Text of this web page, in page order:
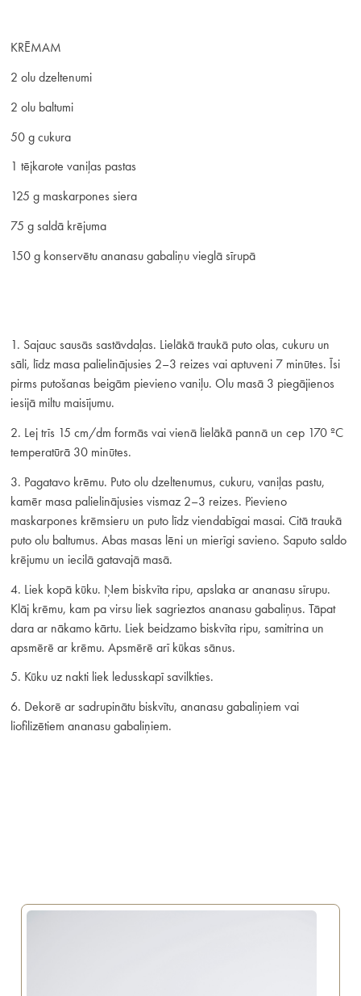
KRĒMAM
2 olu dzeltenumi
2 olu baltumi
50 g cukura
1 tējkarote vaniļas pastas
125 g maskarpones siera
75 g saldā krējuma
150 g konservētu ananasu gabaliņu vieglā sīrupā
1. Sajauc sausās sastāvdaļas. Lielākā traukā puto olas, cukuru un
sāli, līdz masa palielinājusies 2–3 reizes vai aptuveni 7 minūtes. Īsi
pirms putošanas beigām pievieno vaniļu. Olu masā 3 piegājienos
iesijā miltu maisījumu.
2. Lej trīs 15 cm/dm formās vai vienā lielākā pannā un cep 170 ºC
temperatūrā 30 minūtes.
3. Pagatavo krēmu. Puto olu dzeltenumus, cukuru, vaniļas pastu,
kamēr masa palielinājusies vismaz 2–3 reizes. Pievieno
maskarpones krēmsieru un puto līdz viendabīgai masai. Citā traukā
puto olu baltumus. Abas masas lēni un mierīgi savieno. Saputo saldo
krējumu un iecilā gatavajā masā.
4. Liek kopā kūku. Ņem biskvīta ripu, apslaka ar ananasu sīrupu.
Klāj krēmu, kam pa virsu liek sagrieztos ananasu gabaliņus. Tāpat
dara ar nākamo kārtu. Liek beidzamo biskvīta ripu, samitrina un
apsmērē ar krēmu. Apsmērē arī kūkas sānus.
5. Kūku uz nakti liek ledusskapī savilkties.
6. Dekorē ar sadrupinātu biskvītu, ananasu gabaliņiem vai
liofilizētiem ananasu gabaliņiem.